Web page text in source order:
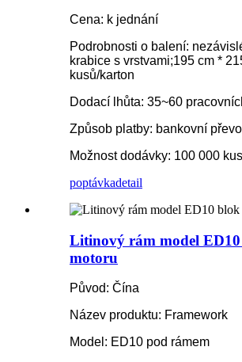
Cena: k jednání
Podrobnosti o balení:
krabice s vrstvami;195 cm *
kusů/karton
Dodací lhůta: 35~60
Způsob platby: bankovní
Možnost dodávky: 100 000
poptávkadetail
Litinový rám model
motoru
Původ: Čína
Název produktu: Framework
Model: ED10 pod rámem